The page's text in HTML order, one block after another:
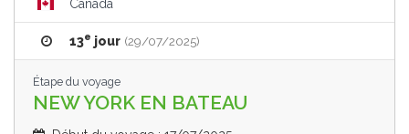
Canada
13e jour (29/07/2025)
Étape du voyage
NEW YORK EN BATEAU